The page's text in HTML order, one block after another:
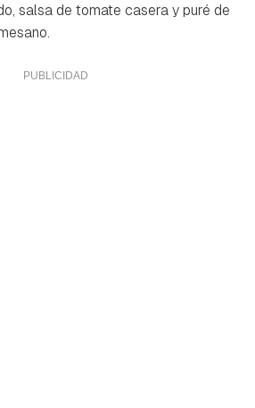
salsa de tomate casera y puré de